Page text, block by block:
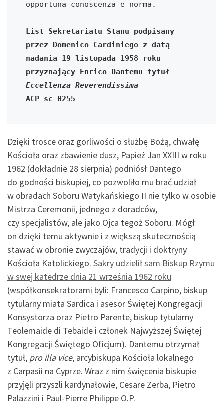
opportuna conoscenza e norma.
List Sekretariatu Stanu podpisany
przez Domenico Cardiniego z datą
nadania 19 listopada 1958 roku
Eccellenza Reverendissima
ACP sc 0255
Dzięki trosce oraz gorliwości o służbę Bożą, chwałę
Kościoła oraz zbawienie dusz, Papież Jan XXIII w roku
1962 (dokładnie 28 sierpnia) podniósł Dantego
do godności biskupiej, co pozwoliło mu brać udział
w obradach Soboru Watykańskiego II nie tylko w osobie
Mistrza Ceremonii, jednego z doradców,
czy specjalistów, ale jako Ojca tegoż Soboru. Mógł
on dzięki temu aktywnie i z większą skutecznością
stawać w obronie zwyczajów, tradycji i doktryny
Kościoła Katolickiego. Sakry udzielił sam Biskup Rzymu
w swej katedrze dnia 21 września 1962 roku
(współkonsekratorami byli: Francesco Carpino, biskup
tytularny miata Sardica i asesor Świętej Kongregacji
Konsystorza oraz Pietro Parente, biskup tytularny
Teolemaide di Tebaide i członek Najwyższej Świętej
Kongregacji Świętego Oficjum). Dantemu otrzymał
tytuł, pro illa vice, arcybiskupa Kościoła lokalnego
z Carpasii na Cyprze. Wraz z nim święcenia biskupie
przyjęli przyszli kardynałowie, Cesare Zerba, Pietro
Palazzini i Paul-Pierre Philippe O.P.